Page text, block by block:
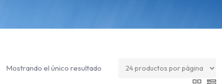
Mostrando el único resultado